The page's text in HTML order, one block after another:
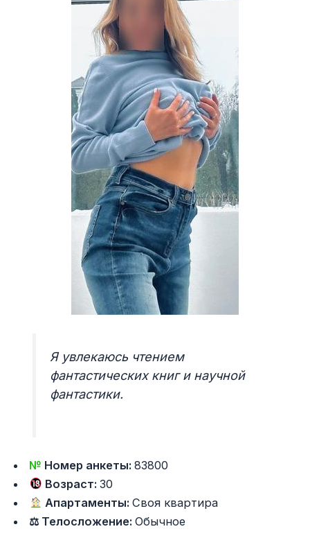
Я увлекаюсь чтением
фантастических книг и научной
фантастики.
№ Номер анкеты:83800
Возраст:30
Апартаменты:Своя квартира
⚖ Телосложение:Обычное